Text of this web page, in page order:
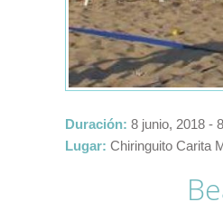
Duración: 8 junio, 2018 -
Lugar: Chiringuito Carita